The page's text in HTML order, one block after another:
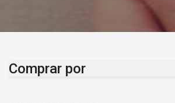
Comprar por